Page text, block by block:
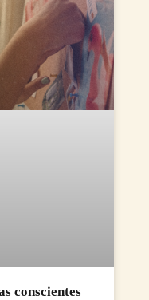
conscientes